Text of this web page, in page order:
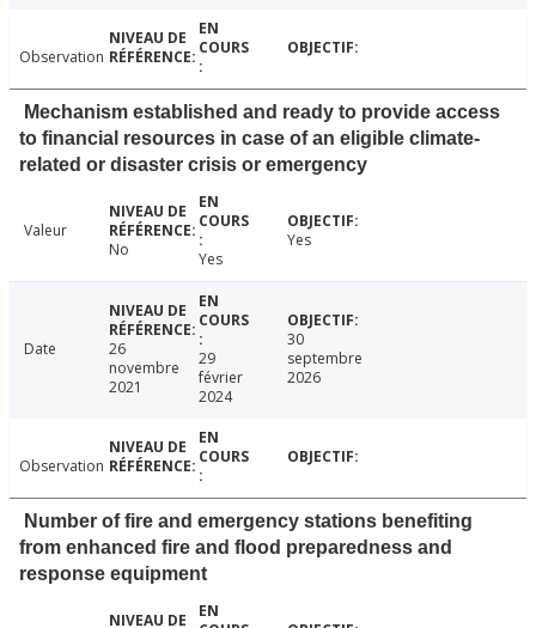
Observation
Mechanism established and ready to provide access
to financial resources in case of an eligible climate-
related or disaster crisis or emergency
Valeur
No
Yes
Yes
Date
26
novembre
2021
29
février
2024
30
septembre
2026
Observation
Number of fire and emergency stations benefiting
from enhanced fire and flood preparedness and
response equipment